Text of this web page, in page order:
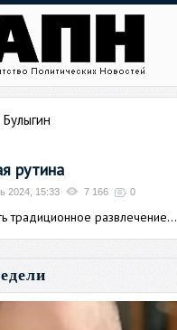
Булыгин
рутина
2024, 15:33 7 166 0
традиционное развлечение...